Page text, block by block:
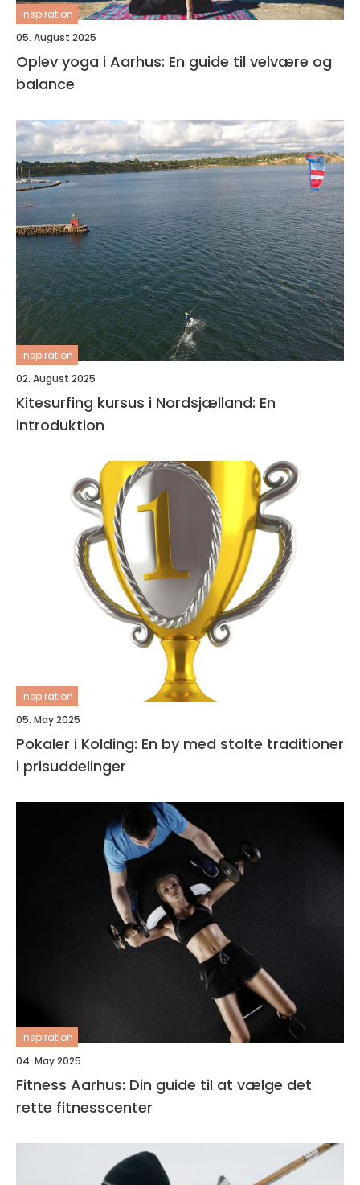
inspiration
05. August 2025
Oplev yoga i Aarhus: En guide til velvære og
balance
inspiration
02. August 2025
Kitesurfing kursus i Nordsjælland: En
introduktion
inspiration
05. May 2025
Pokaler i Kolding: En by med stolte traditioner
i prisuddelinger
inspiration
04. May 2025
Fitness Aarhus: Din guide til at vælge det
rette fitnesscenter